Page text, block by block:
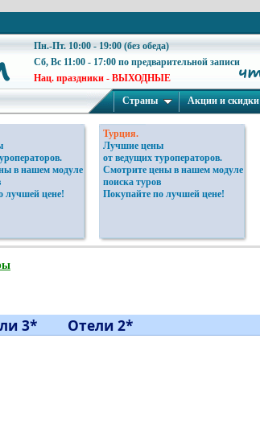
Пн.-Пт. 10:00 - 19:00 (без обеда)
Сб, Вс 11:00 - 17:00 по предварительной записи
Нац. праздники - ВЫХОДНЫЕ
Страны Акции и скидки
в нашем модуле
лучшей цене!
Турция.
Лучшие цены
от ведущих туроператоров.
Смотрите цены в нашем модуле
поиска туров
Покупайте по лучшей цене!
3* Отели 2*